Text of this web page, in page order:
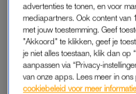
Ze wordt gematcht met
vrouw verloren. Alleen ga
helemaal af”, vertelt
ben ik nu nog, maar ik
dingen.”
advertenties te tonen, en voor
mediapartners. Ook content van
met jouw toestemming. Geef
"Akkoord" te klikken, geef je
je niet alles toestaan, klik dan op
aanpassen via “Privacy-
van onze apps. Lees meer in
cookiebeleid voor meer